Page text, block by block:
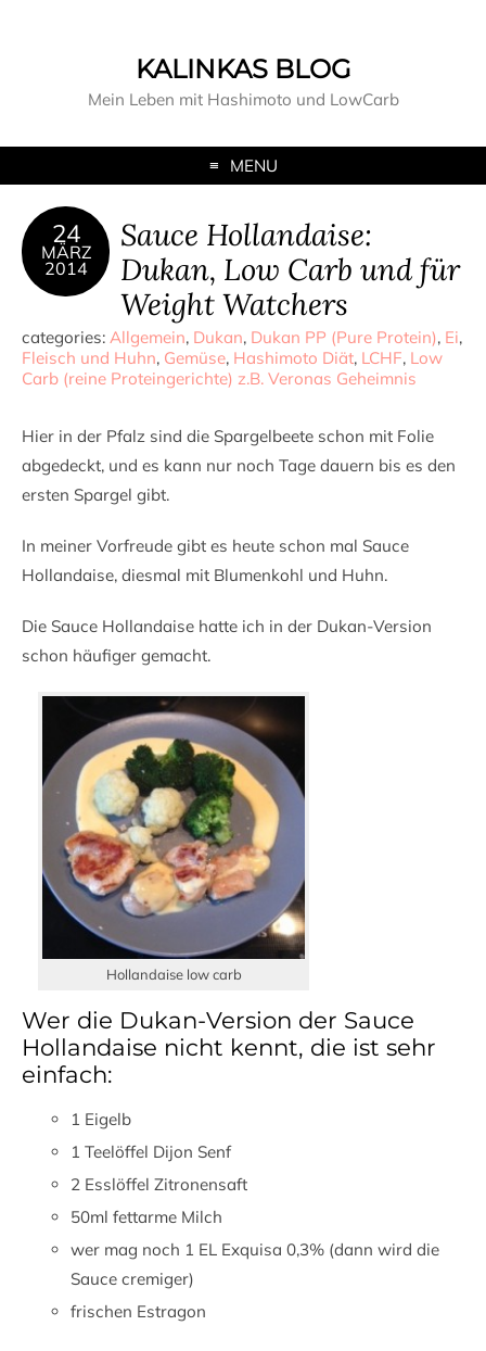
KALINKAS BLOG
Mein Leben mit Hashimoto und LowCarb
MENU
24
MÄRZ
2014
Sauce Hollandaise:
Dukan, Low Carb und für
Weight Watchers
categories: Allgemein, Dukan, Dukan PP (Pure Protein), Ei,
Fleisch und Huhn, Gemüse, Hashimoto Diät, LCHF, Low
Carb (reine Proteingerichte) z.B. Veronas Geheimnis
Hier in der Pfalz sind die Spargelbeete schon mit Folie
abgedeckt, und es kann nur noch Tage dauern bis es den
ersten Spargel gibt.
In meiner Vorfreude gibt es heute schon mal Sauce
Hollandaise, diesmal mit Blumenkohl und Huhn.
Die Sauce Hollandaise hatte ich in der Dukan-Version
schon häufiger gemacht.
Hollandaise low carb
Wer die Dukan-Version der Sauce
Hollandaise nicht kennt, die ist sehr
einfach:
1 Eigelb
1 Teelöffel Dijon Senf
2 Esslöffel Zitronensaft
50ml fettarme Milch
wer mag noch 1 EL Exquisa 0,3% (dann wird die
Sauce cremiger)
frischen Estragon